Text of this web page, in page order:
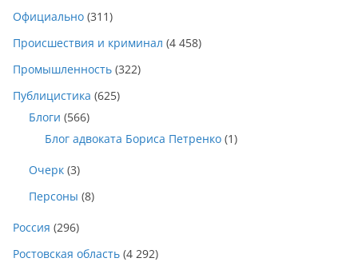
Официально (311)
Происшествия и криминал (4 458)
Промышленность (322)
Публицистика (625)
Блоги (566)
Блог адвоката Бориса Петренко (1)
Очерк (3)
Персоны (8)
Россия (296)
Ростовская область (4 292)